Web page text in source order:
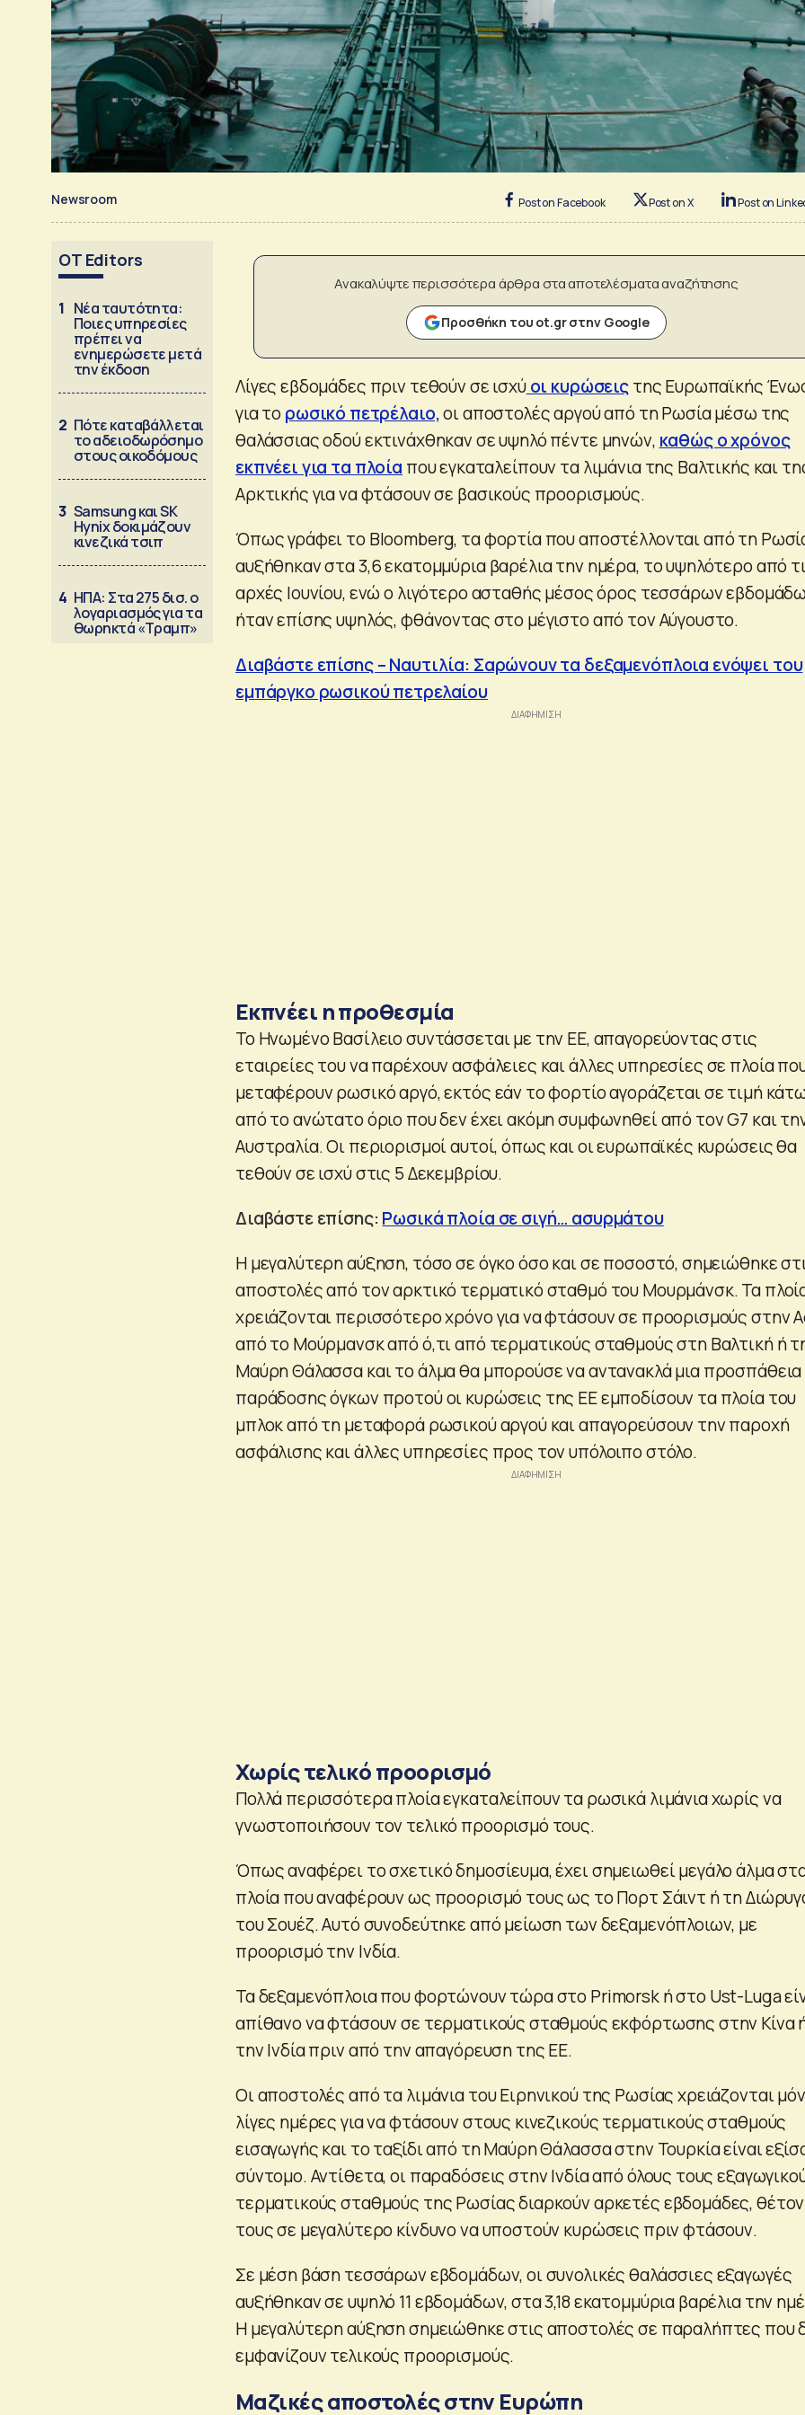
Newsroom Post on Facebook Post on X Post on
OT Editors
1 Νέα ταυτότητα:
Ποιες υπηρεσίες
πρέπει να
ενημερώσετε μετά
την έκδοση
2 Πότε καταβάλλεται
το αδειοδωρόσημο
στους οικοδόμους
3 Samsung και SK
Hynix δοκιμάζουν
κινεζικά τσιπ
4 ΗΠΑ: Στα 275 δισ. ο
λογαριασμός για τα
θωρηκτά «Τραμπ»
Ανακαλύψτε περισσότερα άρθρα στα αποτελέσματα αναζήτησης
Προσθήκη του ot.gr στην Google
Λίγες εβδομάδες πριν τεθούν σε ισχύοι κυρώσειςτης Ευρωπαϊκής
για τορωσικό πετρέλαιο,οι αποστολές αργού από τη Ρωσία μέσω της
θαλάσσιας οδού εκτινάχθηκαν σε υψηλό πέντε μηνών, καθώς ο χρόνος
εκπνέει για τα πλοία που εγκαταλείπουν τα λιμάνια της Βαλτικής και
Αρκτικής για να φτάσουν σε βασικούς προορισμούς.
Όπως γράφει το Bloomberg, τα φορτία που αποστέλλονται από τη
αυξήθηκαν στα 3,6 εκατομμύρια βαρέλια την ημέρα, το υψηλότερο από
αρχές Ιουνίου, ενώ ο λιγότερο ασταθής μέσος όρος τεσσάρων
ήταν επίσης υψηλός, φθάνοντας στο μέγιστο από τον Αύγουστο.
Διαβάστε επίσης – Ναυτιλία: Σαρώνουν τα δεξαμενόπλοια ενόψει του
εμπάργκο ρωσικού πετρελαίου
Εκπνέει η προθεσμία
Το Ηνωμένο Βασίλειο συντάσσεται με την ΕΕ, απαγορεύοντας στις
εταιρείες του να παρέχουν ασφάλειες και άλλες υπηρεσίες σε πλοία
μεταφέρουν ρωσικό αργό, εκτός εάν το φορτίο αγοράζεται σε τιμή
από το ανώτατο όριο που δεν έχει ακόμη συμφωνηθεί από τον G7 και
Αυστραλία. Οι περιορισμοί αυτοί, όπως και οι ευρωπαϊκές κυρώσεις θα
τεθούν σε ισχύ στις 5 Δεκεμβρίου.
Διαβάστε επίσης: Ρωσικά πλοία σε σιγή… ασυρμάτου
Η μεγαλύτερη αύξηση, τόσο σε όγκο όσο και σε ποσοστό, σημειώθηκε
αποστολές από τον αρκτικό τερματικό σταθμό του Μουρμάνσκ. Τα
χρειάζονται περισσότερο χρόνο για να φτάσουν σε προορισμούς στην
από το Μούρμανσκ από ό,τι από τερματικούς σταθμούς στη Βαλτική ή
Μαύρη Θάλασσα και το άλμα θα μπορούσε να αντανακλά μια προσπάθεια
παράδοσης όγκων προτού οι κυρώσεις της ΕΕ εμποδίσουν τα πλοία του
μπλοκ από τη μεταφορά ρωσικού αργού και απαγορεύσουν την παροχή
ασφάλισης και άλλες υπηρεσίες προς τον υπόλοιπο στόλο.
Χωρίς τελικό προορισμό
Πολλά περισσότερα πλοία εγκαταλείπουν τα ρωσικά λιμάνια χωρίς να
γνωστοποιήσουν τον τελικό προορισμό τους.
Όπως αναφέρει το σχετικό δημοσίευμα, έχει σημειωθεί μεγάλο άλμα
πλοία που αναφέρουν ως προορισμό τους ως το Πορτ Σάιντ ή τη
του Σουέζ. Αυτό συνοδεύτηκε από μείωση των δεξαμενόπλοιων, με
προορισμό την Ινδία.
Τα δεξαμενόπλοια που φορτώνουν τώρα στο Primorsk ή στο Ust-Luga
απίθανο να φτάσουν σε τερματικούς σταθμούς εκφόρτωσης στην Κίνα
την Ινδία πριν από την απαγόρευση της ΕΕ.
Οι αποστολές από τα λιμάνια του Ειρηνικού της Ρωσίας χρειάζονται
λίγες ημέρες για να φτάσουν στους κινεζικούς τερματικούς σταθμούς
εισαγωγής και το ταξίδι από τη Μαύρη Θάλασσα στην Τουρκία είναι
σύντομο. Αντίθετα, οι παραδόσεις στην Ινδία από όλους τους
τερματικούς σταθμούς της Ρωσίας διαρκούν αρκετές εβδομάδες,
τους σε μεγαλύτερο κίνδυνο να υποστούν κυρώσεις πριν φτάσουν.
Σε μέση βάση τεσσάρων εβδομάδων, οι συνολικές θαλάσσιες εξαγωγές
αυξήθηκαν σε υψηλό 11 εβδομάδων, στα 3,18 εκατομμύρια βαρέλια την
Η μεγαλύτερη αύξηση σημειώθηκε στις αποστολές σε παραλήπτες που
εμφανίζουν τελικούς προορισμούς.
Μαζικές αποστολές στην Ευρώπη